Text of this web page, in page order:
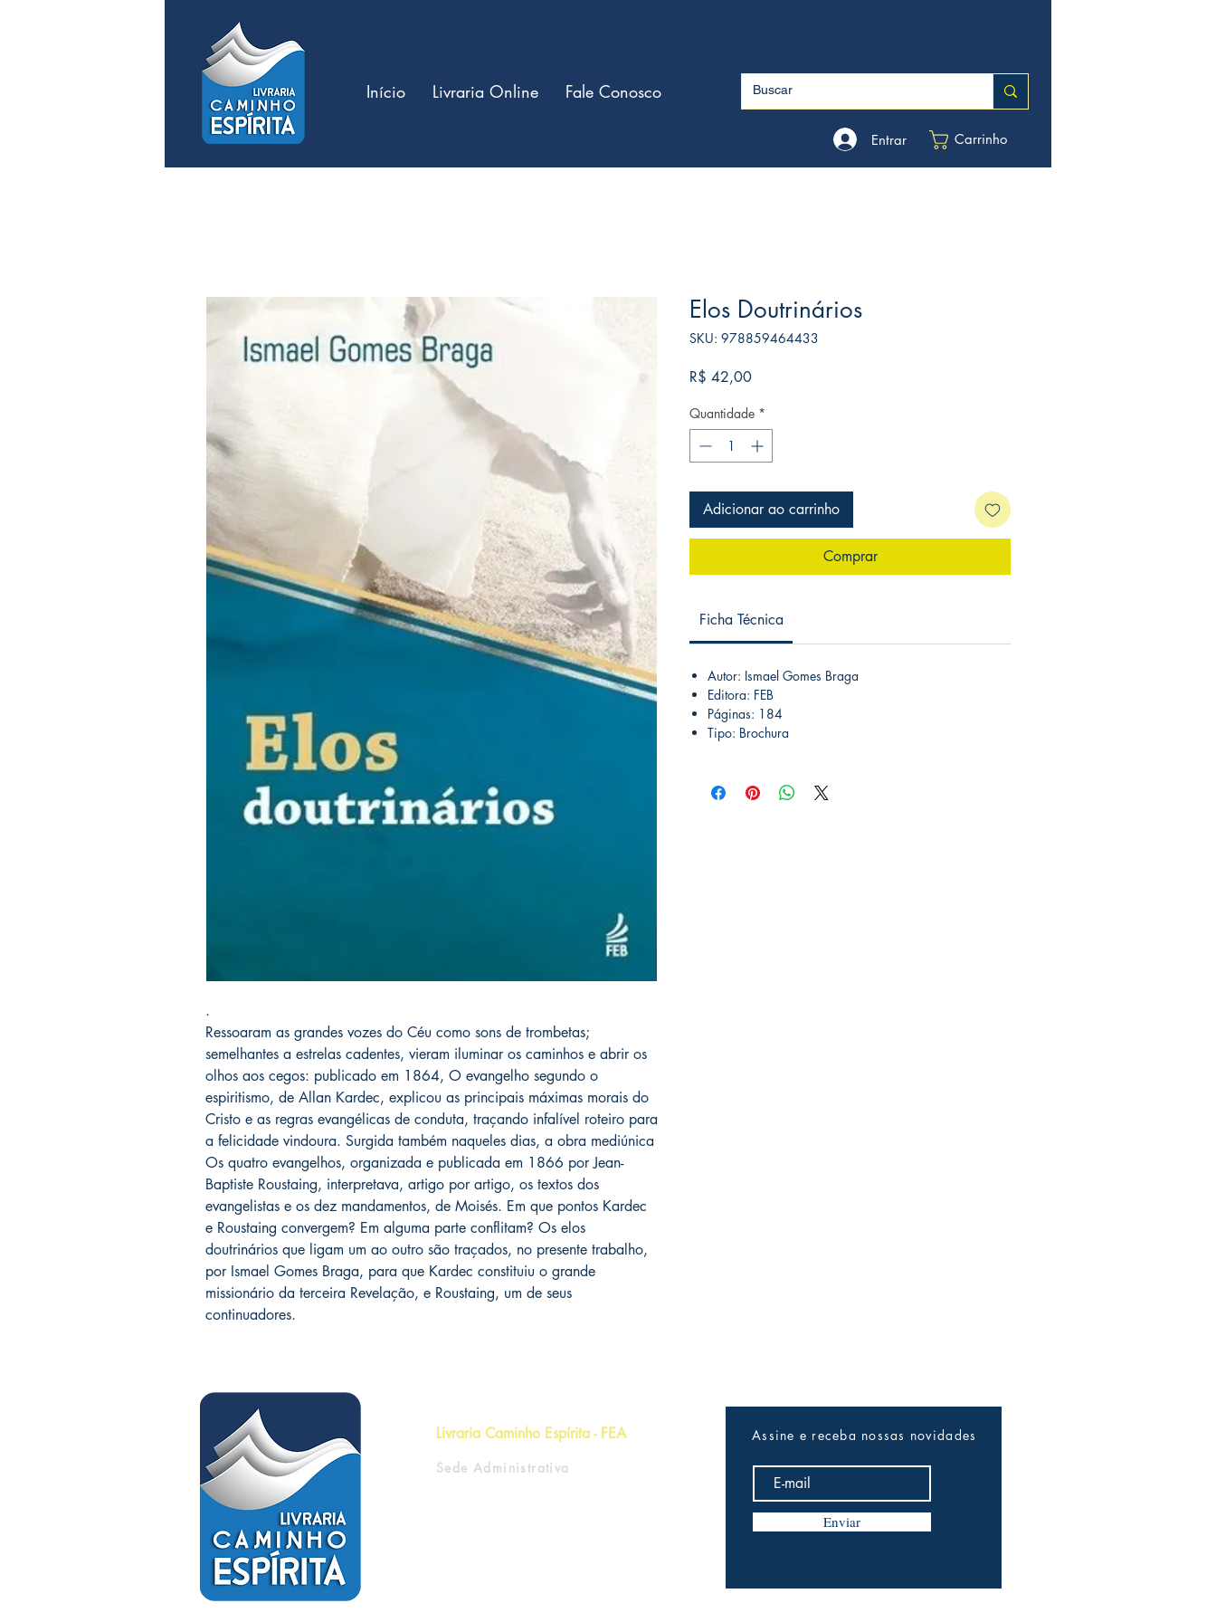
Início Livraria Online Fale Conosco
Entrar Carrinho
.
Ressoaram as grandes vozes do Céu como sons de trombetas;
semelhantes a estrelas cadentes, vieram iluminar os caminhos e abrir os
olhos aos cegos: publicado em 1864, O evangelho segundo o
espiritismo, de Allan Kardec, explicou as principais máximas morais do
Cristo e as regras evangélicas de conduta, traçando infalível roteiro para
a felicidade vindoura. Surgida também naqueles dias, a obra mediúnica
Os quatro evangelhos, organizada e publicada em 1866 por Jean-
Baptiste Roustaing, interpretava, artigo por artigo, os textos dos
evangelistas e os dez mandamentos, de Moisés. Em que pontos Kardec
e Roustaing convergem? Em alguma parte conflitam? Os elos
doutrinários que ligam um ao outro são traçados, no presente trabalho,
por Ismael Gomes Braga, para que Kardec constituiu o grande
missionário da terceira Revelação, e Roustaing, um de seus
continuadores.
Elos Doutrinários
SKU: 978859464433
R$ 42,00Preço
Quantidade *
Adicionar ao carrinho
Comprar
Ficha Técnica
Autor: Ismael Gomes Braga
Editora: FEB
Páginas: 184
Tipo: Brochura
Livraria Caminho Espírita - FEA
Sede Administrativa
Assine e receba nossas novidades
Enviar